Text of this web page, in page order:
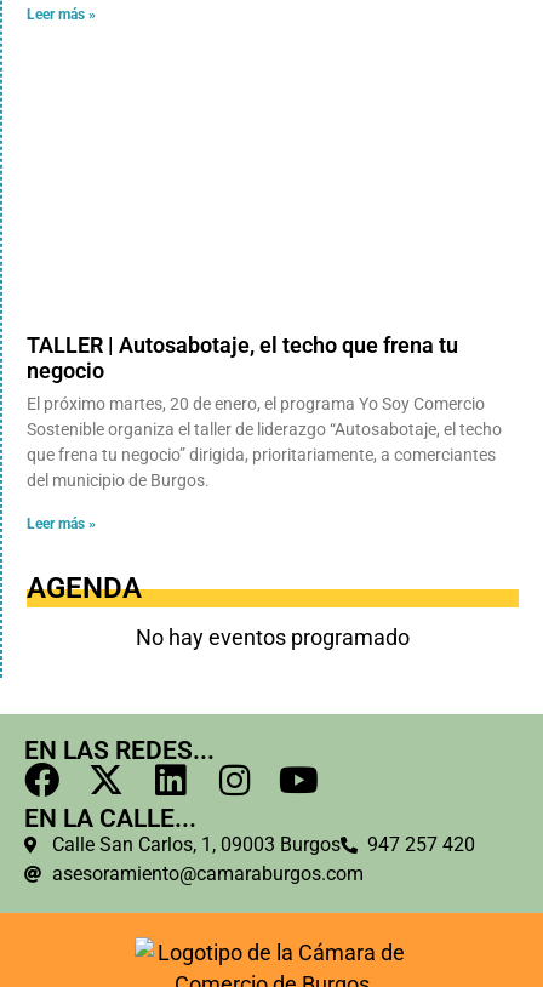
Leer más »
TALLER | Autosabotaje, el techo que frena tu
negocio
El próximo martes, 20 de enero, el programa Yo Soy Comercio
Sostenible organiza el taller de liderazgo “Autosabotaje, el techo
que frena tu negocio” dirigida, prioritariamente, a comerciantes
del municipio de Burgos.
Leer más »
AGENDA
No hay eventos programado
EN LAS REDES...
EN LA CALLE...
Calle San Carlos, 1, 09003 Burgos
947 257 420
asesoramiento@camaraburgos.com